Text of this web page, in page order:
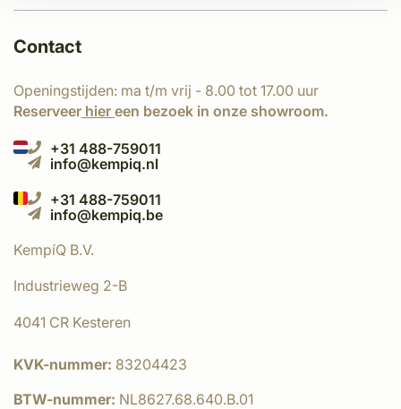
Contact
Openingstijden: ma t/m vrij - 8.00 tot 17.00 uur
Reserveer hier een bezoek in onze showroom.
+31 488-759011
info@kempiq.nl
+31 488-759011
info@kempiq.be
KempíQ B.V.
Industrieweg 2-B
4041 CR Kesteren
KVK-nummer: 83204423
BTW-nummer: NL8627.68.640.B.01